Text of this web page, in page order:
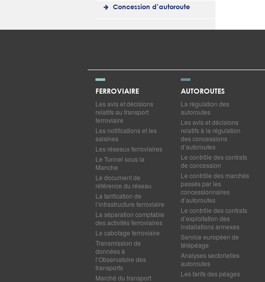
Concession d’autoroute
FERROVIAIRE
Les avis et décisions
relatifs au transport
ferroviaire
Les notifications et les
saisines
Les réseaux ferroviaires
Le Tunnel sous la
Manche
Le document de
référence du réseau
La tarification de
l’infrastructure ferroviaire
La séparation comptable
des activités ferroviaires
Le cabotage ferroviaire
Transmission de
données à
l’Observatoire des
transports
Marché du transport
AUTOROUTES
La régulation des
autoroutes
Les avis et décisions
relatifs à la régulation
des concessions
d’autoroutes
Le contrôle des contrats
de concession
Le contrôle des marchés
passés par les
concessionnaires
d’autoroutes
Le contrôle des contrats
d’exploitation des
installations annexes
Service européen de
télépéage
Analyses sectorielles
autoroutes
Les tarifs des péages